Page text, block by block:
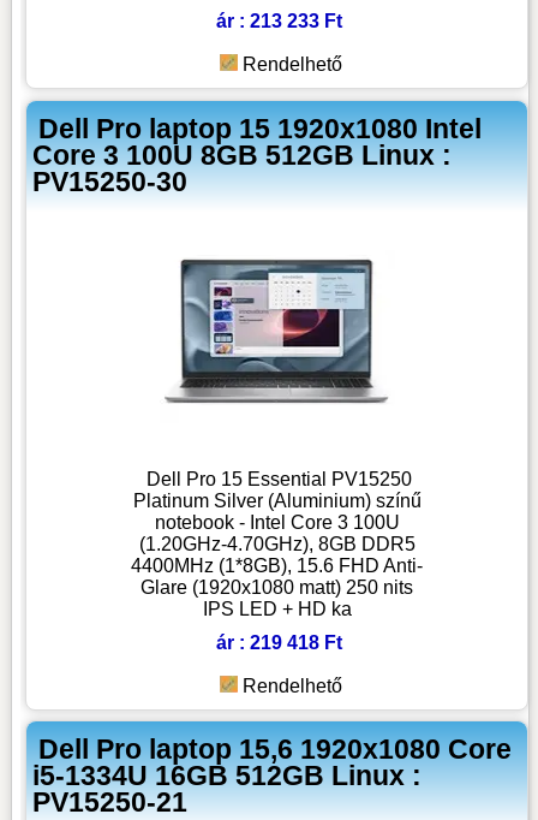
ár : 213 233 Ft
Rendelhető
Dell Pro laptop 15 1920x1080 Intel
Core 3 100U 8GB 512GB Linux :
PV15250-30
Dell Pro 15 Essential PV15250
Platinum Silver (Aluminium) színű
notebook - Intel Core 3 100U
(1.20GHz-4.70GHz), 8GB DDR5
4400MHz (1*8GB), 15.6 FHD Anti-
Glare (1920x1080 matt) 250 nits
IPS LED + HD ka
ár : 219 418 Ft
Rendelhető
Dell Pro laptop 15,6 1920x1080 Core
i5-1334U 16GB 512GB Linux :
PV15250-21